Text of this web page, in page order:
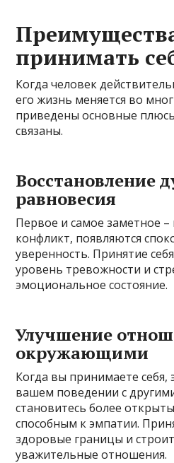
принимать
Когда человек
его жизнь меняется во
приведены основные
связаны.
Восстановление
равновесия
Первое и самое заметное –
конфликт, появляются
уверенность. Принятие
уровень тревожности и
эмоциональное состояние.
Улучшение
окружающими
Когда вы принимаете себя,
вашем поведении с
становитесь более
способным к эмпатии.
здоровые границы и
уважительные отношения.